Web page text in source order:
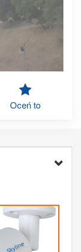
Oceń to